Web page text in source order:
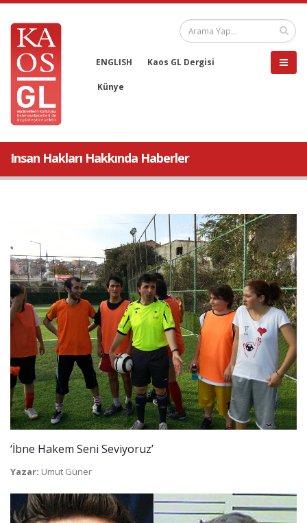
ENGLISH Kaos GL Dergisi
Künye
Insan Hakları Hakkında Haberler
‘İbne Hakem Seni Seviyoruz’
Yazar: Umut Güner